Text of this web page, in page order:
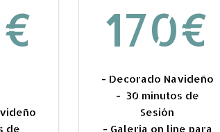
de
170€
- Decorado Navideño
- 30 minutos de
Sesión
- Galería on line para